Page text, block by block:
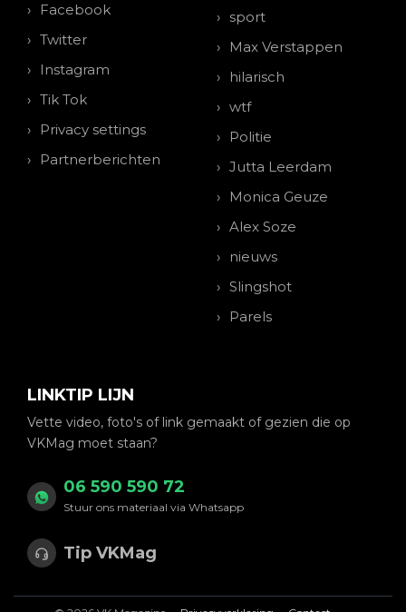
Facebook
Twitter
Instagram
Tik Tok
Privacy settings
Partnerberichten
sport
Max Verstappen
hilarisch
wtf
Politie
Jutta Leerdam
Monica Geuze
Alex Soze
nieuws
Slingshot
Parels
LINKTIP LIJN
Vette video, foto's of link gemaakt of gezien die op
VKMag moet staan?
06 590 590 72
Stuur ons materiaal via Whatsapp
Tip VKMag